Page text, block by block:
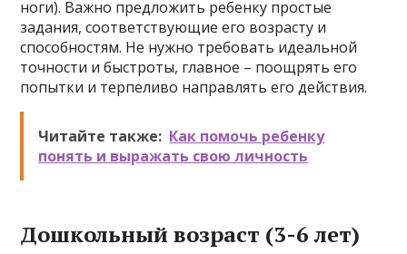
ноги). Важно предложить ребенку простые
задания, соответствующие его возрасту и
способностям. Не нужно требовать идеальной
точности и быстроты, главное – поощрять его
попытки и терпеливо направлять его действия.
Читайте также: Как помочь ребенку
понять и выражать свою личность
Дошкольный возраст (3-6 лет)